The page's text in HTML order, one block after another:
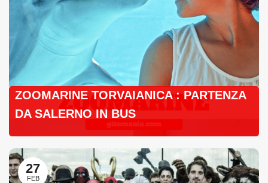
ZOOMARINE TORVAIANICA : PARTENZA
DA SALERNO IN BUS
27
FEB